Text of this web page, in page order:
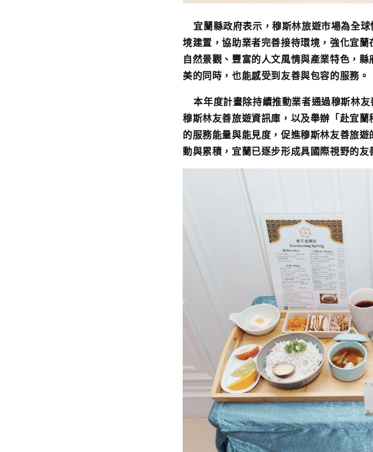
宜蘭縣政府表示，穆斯林旅遊市場為全
境建置，協助業者完善接待環境，強化宜
自然景觀、豐富的人文風情與產業特色，
美的同時，也能感受到友善與包容的服務。
本年度計畫除持續推動業者通過穆斯林
穆斯林友善旅遊資訊庫，以及舉辦「赴宜
的服務能量與能見度，促進穆斯林友善旅
動與累積，宜蘭已逐步形成具國際視野的